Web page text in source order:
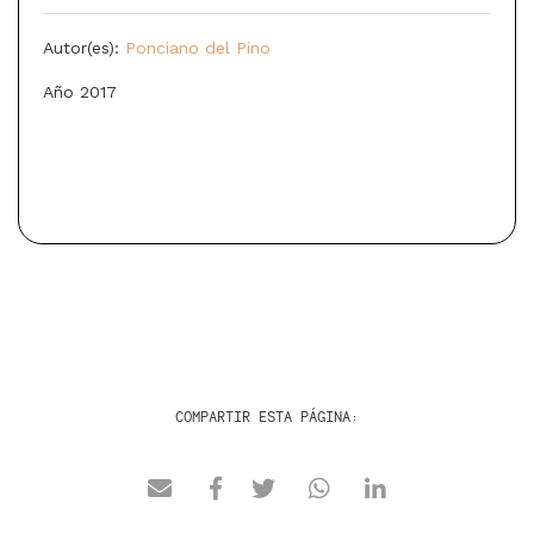
Autor(es): Ponciano del Pino
Año 2017
COMPARTIR ESTA PÁGINA: